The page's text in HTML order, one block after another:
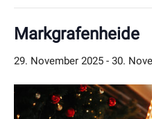
Markgrafenheide
29. November 2025 - 30.